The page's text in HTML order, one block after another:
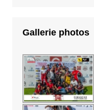
Gallerie photos